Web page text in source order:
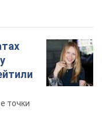
точки